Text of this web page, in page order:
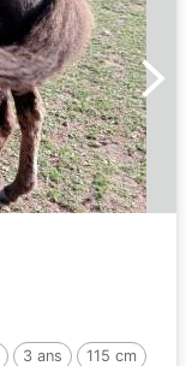
3 ans
115 cm